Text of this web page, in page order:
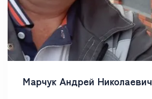
Марчук Андрей Николаевич